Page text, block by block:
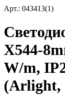
Арт.: 043413(1)
X544-
W/m,
(Arlight,